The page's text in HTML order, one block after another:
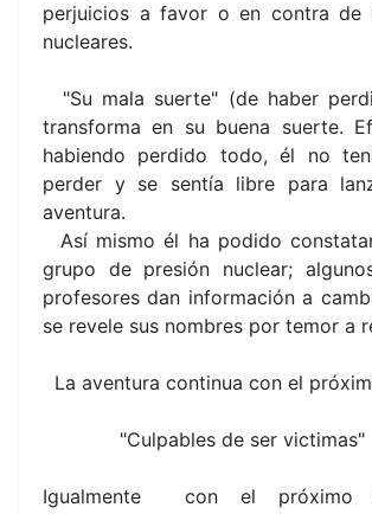
perjuicios a favor o en contra de
nucleares.
"Su mala suerte" (de haber
transforma en su buena suerte.
habiendo perdido todo, él no
perder y se sentía libre para
aventura.
Así mismo él ha podido
grupo de presión nuclear;
profesores dan información a
se revele sus nombres por temor a
La aventura continua con el
"Culpables de ser victimas"
Igualmente con el próximo